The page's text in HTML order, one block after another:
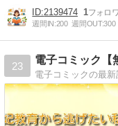
2139474 1
週間IN:200 週間OUT:300
23
電子コミック【